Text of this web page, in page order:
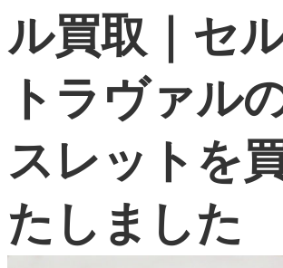
お問い合わせ
0120-29-
受付時間9:00〜18:00（年中無休※年末年
お申し込みフォーム
ル買取｜セ
トラヴァル
スレットを
たしました